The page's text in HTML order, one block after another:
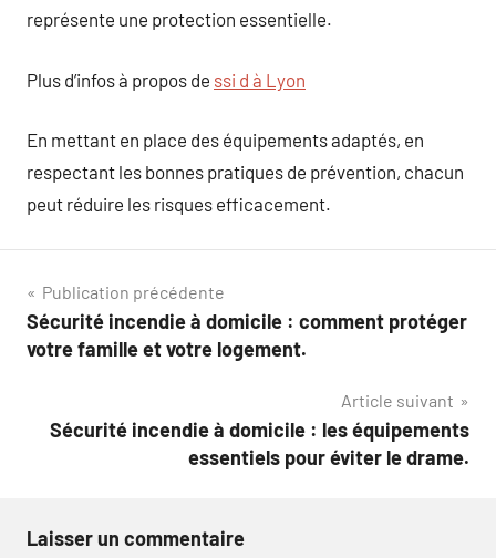
représente une protection essentielle.
Plus d’infos à propos de ssi d à Lyon
En mettant en place des équipements adaptés, en
respectant les bonnes pratiques de prévention, chacun
peut réduire les risques efficacement.
Navigation
de
Publication précédente
Sécurité incendie à domicile : comment protéger
votre famille et votre logement.
Article suivant
Sécurité incendie à domicile : les équipements
essentiels pour éviter le drame.
Laisser un commentaire